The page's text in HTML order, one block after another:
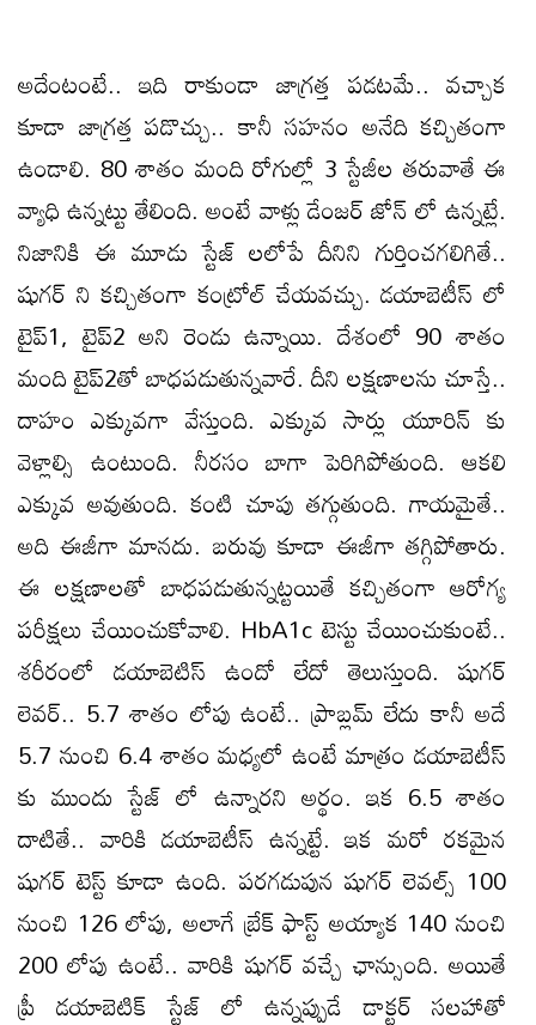
అదేంటంటే.. ఇది రాకుండా జాగ్రత్త పడటమే.. వచ్చాక
కూడా జాగ్రత్త పడొచ్చు.. కానీ సహనం అనేది కచ్చితంగా
ఉండాలి. 80 శాతం మంది రోగుల్లో 3 స్టేజీల తరువాతే ఈ
వ్యాధి ఉన్నట్టు తేలింది. అంటే వాళ్లు డేంజర్ జోన్ లో ఉన్నట్లే.
నిజానికి ఈ మూడు స్టేజ్ లలోపే దీనిని గుర్తించగలిగితే..
షుగర్ ని కచ్చితంగా కంట్రోల్ చేయవచ్చు. డయాబెటీస్ లో
టైప్1, టైప్2 అని రెండు ఉన్నాయి. దేశంలో 90 శాతం
మంది టైప్2తో బాధపడుతున్నవారే. దీని లక్షణాలను చూస్తే..
దాహం ఎక్కువగా వేస్తుంది. ఎక్కువ సార్లు యూరిన్ కు
వెళ్లాల్సి ఉంటుంది. నీరసం బాగా పెరిగిపోతుంది. ఆకలి
ఎక్కువ అవుతుంది. కంటి చూపు తగ్గుతుంది. గాయమైతే..
అది ఈజీగా మానదు. బరువు కూడా ఈజీగా తగ్గిపోతారు.
ఈ లక్షణాలతో బాధపడుతున్నట్టయితే కచ్చితంగా ఆరోగ్య
పరీక్షలు చేయించుకోవాలి. HbA1c టెస్టు చేయించుకుంటే..
శరీరంలో డయాబెటిస్ ఉందో లేదో తెలుస్తుంది. షుగర్
లెవర్.. 5.7 శాతం లోపు ఉంటే.. ప్రాబ్లమ్ లేదు కానీ అదే
5.7 నుంచి 6.4 శాతం మధ్యలో ఉంటే మాత్రం డయాబెటీస్
కు ముందు స్టేజ్ లో ఉన్నారని అర్థం. ఇక 6.5 శాతం
దాటితే.. వారికి డయాబెటీస్ ఉన్నట్టే. ఇక మరో రకమైన
షుగర్ టెస్ట్ కూడా ఉంది. పరగడుపున షుగర్ లెవల్స్ 100
నుంచి 126 లోపు, అలాగే బ్రేక్ ఫాస్ట్ అయ్యాక 140 నుంచి
200 లోపు ఉంటే.. వారికి షుగర్ వచ్చే ఛాన్సుంది. అయితే
ప్రీ డయాబెటిక్ స్టేజ్ లో ఉన్నప్పుడే డాక్టర్ సలహాతో